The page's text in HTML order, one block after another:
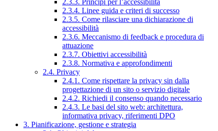
2.3.4. Linee guida e criteri di successo
2.3.5. Come rilasciare una dichiarazione di
accessibilità
2.3.6. Meccanismo di feedback e procedura di
attuazione
2.3.7. Obiettivi accessibilità
2.3.8. Normativa e approfondimenti
2.4. Privacy
2.4.1. Come rispettare la privacy sin dalla
progettazione di un sito o servizio digitale
2.4.2. Richiedi il consenso quando necessario
2.4.3. Le basi del sito web: architettura,
informativa privacy, riferimenti DPO
3. Pianificazione, gestione e strategia